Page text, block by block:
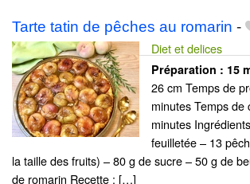
Tarte tatin de pêches au romarin -
Diet et delices
Préparation : 15
26 cm Temps de
minutes Temps de
minutes
feuilletée – 13
la taille des fruits) – 80 g de sucre – 50 g de
de romarin Recette : […]